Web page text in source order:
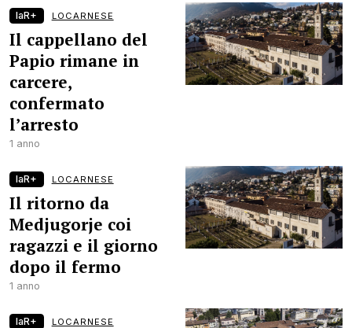
laR+ LOCARNESE
Il cappellano del
Papio rimane in
carcere,
confermato
l’arresto
1 anno
laR+ LOCARNESE
Il ritorno da
Medjugorje coi
ragazzi e il giorno
dopo il fermo
1 anno
laR+ LOCARNESE